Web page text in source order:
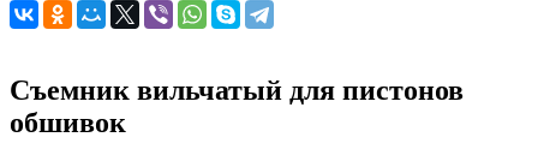
Съемник вильчатый для пистонов
обшивок